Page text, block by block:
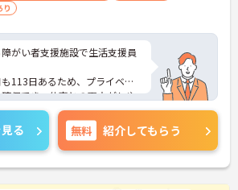
り
がい者支援施設で生活支援員
113日あるため、プライベー
保でき、仕事との両立がしや
退職金制度や介護・育児休業
心して長期で働きやすい環境
イントをお伝えしますので、
い。
る 無料 紹介してもらう